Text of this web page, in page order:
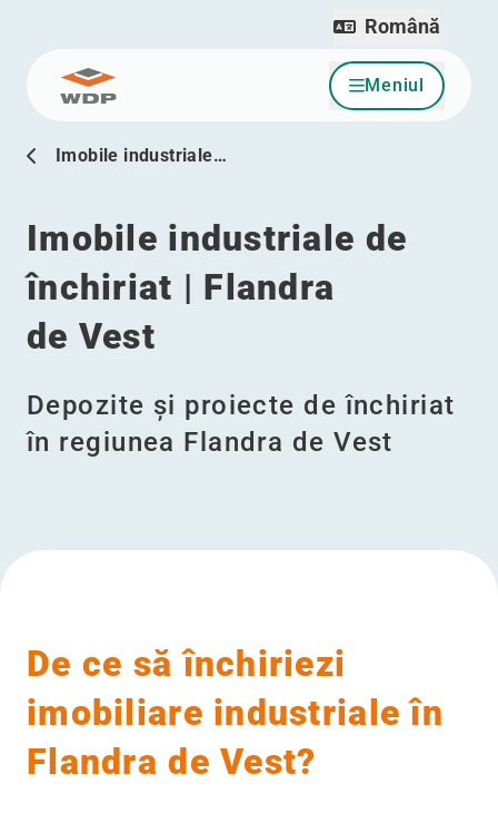
Sari la conținut Meniul
Română
Imobile industriale…
Imobile industriale de
închiriat | Flandra
de Vest
Depozite și proiecte de închiriat
în regiunea Flandra de Vest
De ce să închiriezi
imobiliare industriale în
Flandra de Vest?